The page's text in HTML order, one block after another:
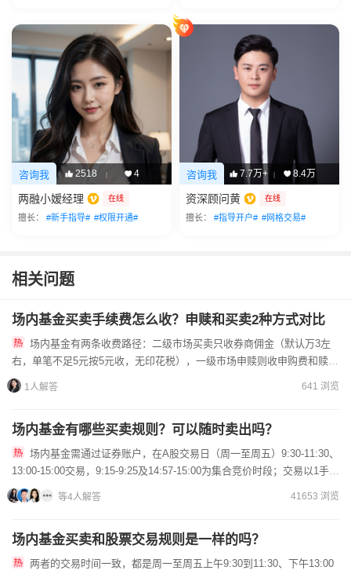
咨询我 2518 | 4
两融小嫒经理 在线
擅长： #新手指导# #权限开通#
咨询我 7.7万+ | 8.4万
资深顾问黄 在线
擅长： #指导开户# #网格交易#
相关问题
场内基金买卖手续费怎么收？申赎和买卖2种方式对比
右，单笔不足5元按5元收，无印花税），一级市场申赎则收申购费和赎回
费，两种方式费率差可达几十倍。散户用买卖方式就够了，申赎方...
1人解答 641 浏览
场内基金有哪些买卖规则？可以随时卖出吗？
13:00-15:00交易，9:15-9:25及14:57-15:00为集合竞价时段；交易以1手
（100份）为单...
等4人解答 41653 浏览
场内基金买卖和股票交易规则是一样的吗？